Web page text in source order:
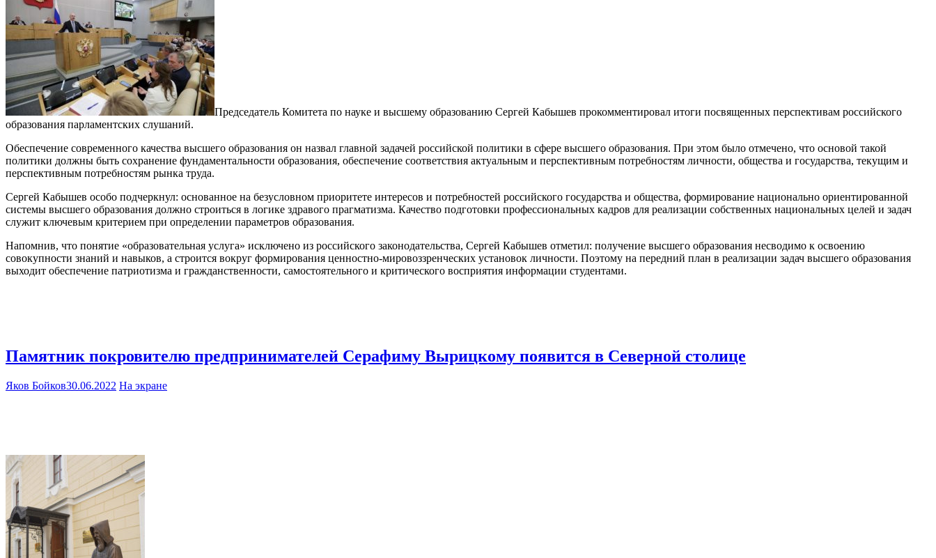
Председатель Комитета по науке и высшему образованию Сергей Кабышев прокомментировал итоги посвященных перспективам российского
образования парламентских слушаний.
Обеспечение современного качества высшего образования он назвал главной задачей российской политики в сфере высшего образования. При этом было отмечено, что основой такой
политики должны быть сохранение фундаментальности образования, обеспечение соответствия актуальным и перспективным потребностям личности, общества и государства, текущим и
перспективным потребностям рынка труда.
Сергей Кабышев особо подчеркнул: основанное на безусловном приоритете интересов и потребностей российского государства и общества, формирование национально ориентированной
системы высшего образования должно строиться в логике здравого прагматизма. Качество подготовки профессиональных кадров для реализации собственных национальных целей и задач
служит ключевым критерием при определении параметров образования.
Напомнив, что понятие «образовательная услуга» исключено из российского законодательства, Сергей Кабышев отметил: получение высшего образования несводимо к освоению
совокупности знаний и навыков, а строится вокруг формирования ценностно-мировоззренческих установок личности. Поэтому на передний план в реализации задач высшего образования
выходит обеспечение патриотизма и гражданственности, самостоятельного и критического восприятия информации студентами.
Памятник покровителю предпринимателей Серафиму Вырицкому появится в Северной столице
Яков Бойков30.06.2022 На экране